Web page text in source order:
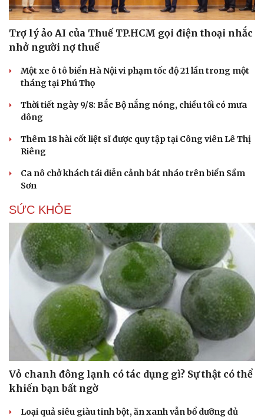
Tư vấn
Săn Tour
check-in
Đọc truyện đêm khuya
Cửa sổ tình yêu
Kể chuyện cho bé
Hạt giống tâm hồn
Trợ lý ảo AI của Thuế TP.HCM gọi điện thoại nhắc
nhở người nợ thuế
Một xe ô tô biển Hà Nội vi phạm tốc độ 21 lần trong một
tháng tại Phú Thọ
Thời tiết ngày 9/8: Bắc Bộ nắng nóng, chiều tối có mưa
dông
Thêm 18 hài cốt liệt sĩ được quy tập tại Công viên Lê Thị
Riêng
Ca nô chở khách tái diễn cảnh bát nháo trên biển Sầm
Sơn
SỨC KHỎE
Vỏ chanh đông lạnh có tác dụng gì? Sự thật có thể
khiến bạn bất ngờ
Loại quả siêu giàu tinh bột, ăn xanh vẫn bổ dưỡng đủ